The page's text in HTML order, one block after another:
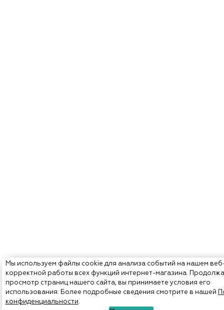
Мы используем файлы cookie для анализа событий на нашем
корректной работы всех функций интернет-магазина.
просмотр страниц нашего сайта, вы принимаете условия его
использования. Более подробные сведения смотрите в нашей
конфиденциальности.